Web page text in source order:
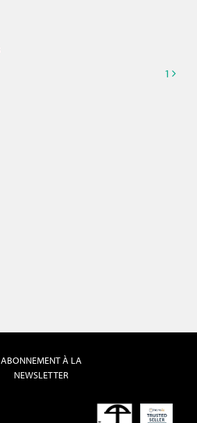
1
ABONNEMENT À LA
NEWSLETTER